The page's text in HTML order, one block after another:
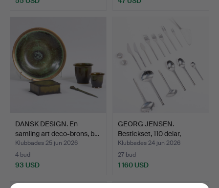
DANSK DESIGN. En
samling art deco-brons, b…
Klubbades 25 jun 2026
4 bud
93 USD
GEORG JENSEN.
Bestickset, 110 delar,
Prism…
Klubbades 24 jun 2026
27 bud
1 160 USD